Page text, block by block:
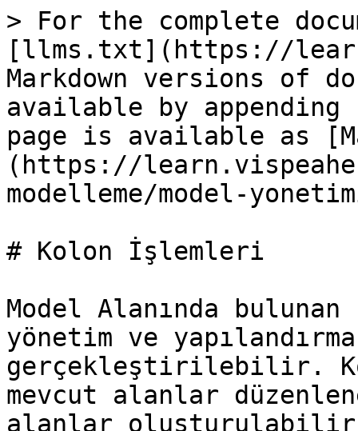
> For the complete
[llms.txt](https://
Markdown versions of
available by
page is available as
(https://
modelleme/model-
# Kolon İşlemleri
Model Alanında
yönetim ve
gerçekleştirilebilir.
mevcut alanlar
alanlar oluşturulabilir